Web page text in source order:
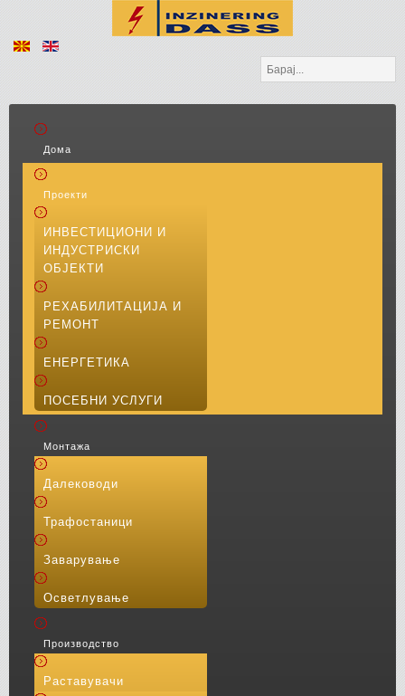
Барај...
Дома
Проекти
ИНВЕСТИЦИОНИ И
ИНДУСТРИСКИ
ОБЈЕКТИ
РЕХАБИЛИТАЦИЈА И
РЕМОНТ
ЕНЕРГЕТИКА
ПОСЕБНИ УСЛУГИ
Монтажа
Далеководи
Трафостаници
Заварување
Осветлување
Производство
Раставувачи